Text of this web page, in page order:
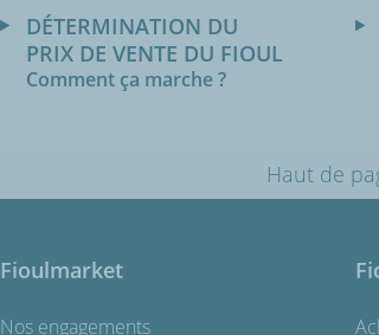
DÉTERMINATION DU
PRIX DE VENTE DU FIOUL
Comment ça marche ?
Haut de
Fioulmarket
Nos engagements